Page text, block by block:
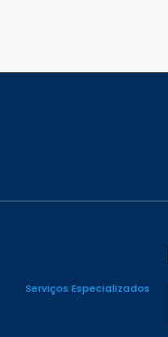
Serviços Especializados